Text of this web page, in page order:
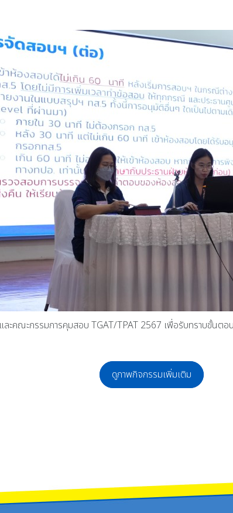
ะคณะกรรมการคุมสอบ TGAT/TPAT 2567 เพื่อรับทราบขั้น
ดูภาพกิจกรรมเพิ่มเติม
สดงละครสั้นภาษาฝรั่งเศส Concours de Saynète รางวัลพระราชทา
พูน ยินดีต้อนรับผู้เข้าสอบ TGAT/TPAT ประจำปีการศึกษา 2568 จำนว